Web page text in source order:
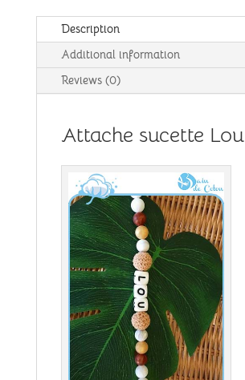
Description
Additional information
Reviews (0)
Attache sucette Lou